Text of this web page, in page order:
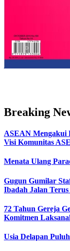
Breaking
ASEAN Mengakui
Visi Komunitas
Menata Ulang
Gugun Gumilar
Ibadah Jalan
72 Tahun Gereja
Komitmen
Usia Delapan